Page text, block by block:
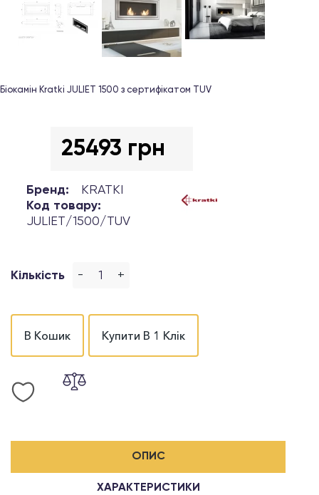
Біокамін Kratki JULIET 1500 з сертифікатом TUV
25493 грн
Бренд:
KRATKI
Код товару:
JULIET/1500/TUV
Кількість - +
В Кошик Купити В 1 Клік
ОПИС
ХАРАКТЕРИСТИКИ